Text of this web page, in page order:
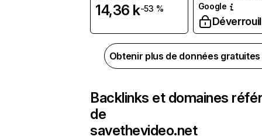
14,36 k-53 %
Google
Obtenir plus de données
Backlinks et domaines
de
savethevideo.net